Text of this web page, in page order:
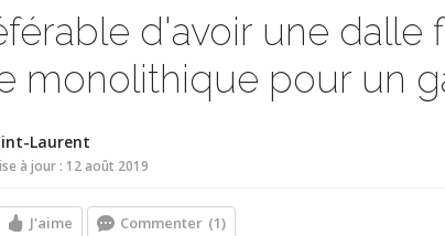
d'avoir une dalle
monolithique pour un
Laurent
à jour : 12 août 2019
J'aime Commenter (1)